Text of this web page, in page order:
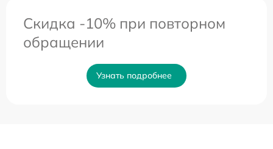
Скидка -10% при повторном
обращении
Узнать подробнее